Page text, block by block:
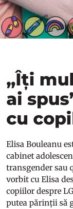
„Îți
ai
cu
Elisa Bouleanu
cabinet
transgender sau
vorbit cu Elisa
copiilor despre
putea părinții să